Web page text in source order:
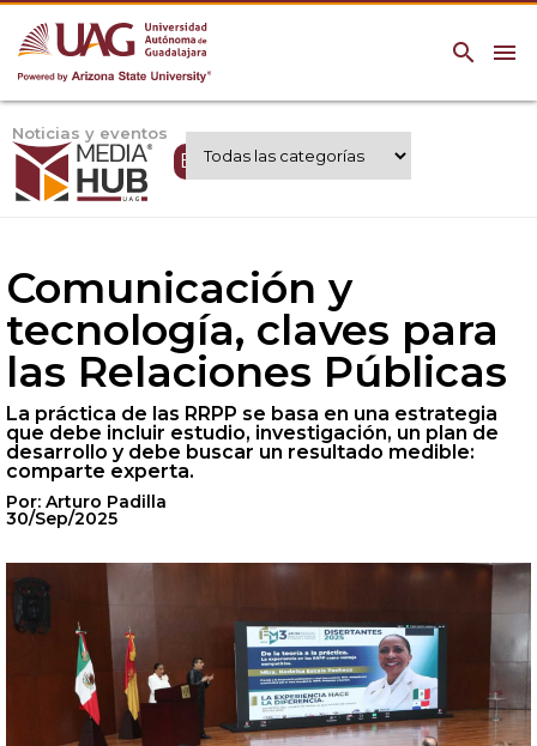
menu
search
Noticias y eventos
Expertos UAG
Comunicación y
tecnología, claves para
las Relaciones Públicas
La práctica de las RRPP se basa en una estrategia
que debe incluir estudio, investigación, un plan de
desarrollo y debe buscar un resultado medible:
comparte experta.
Por: Arturo Padilla
30/Sep/2025